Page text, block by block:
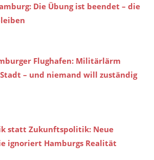
Die Übung ist beendet – die
Flughafen: Militärlärm
– und niemand will zuständig
statt Zukunftspolitik: Neue
ignoriert Hamburgs Realität